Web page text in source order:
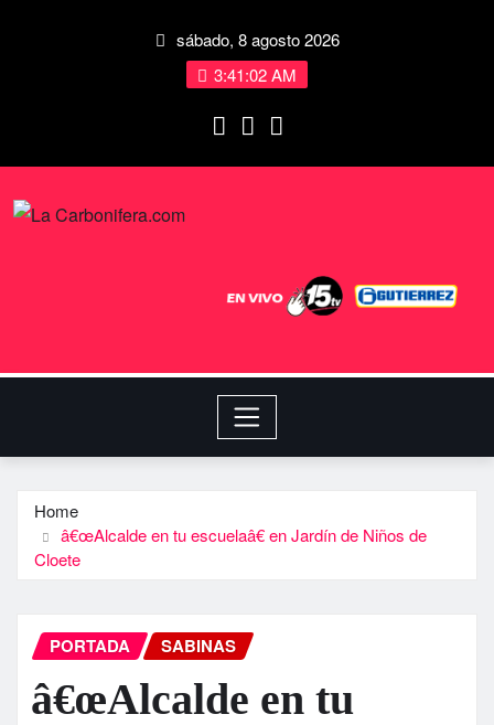
sábado, 8 agosto 2026
3:41:02 AM
Home
â€œAlcalde en tu escuelaâ€ en Jardí­n de Niños de
Cloete
PORTADA SABINAS
â€œAlcalde en tu